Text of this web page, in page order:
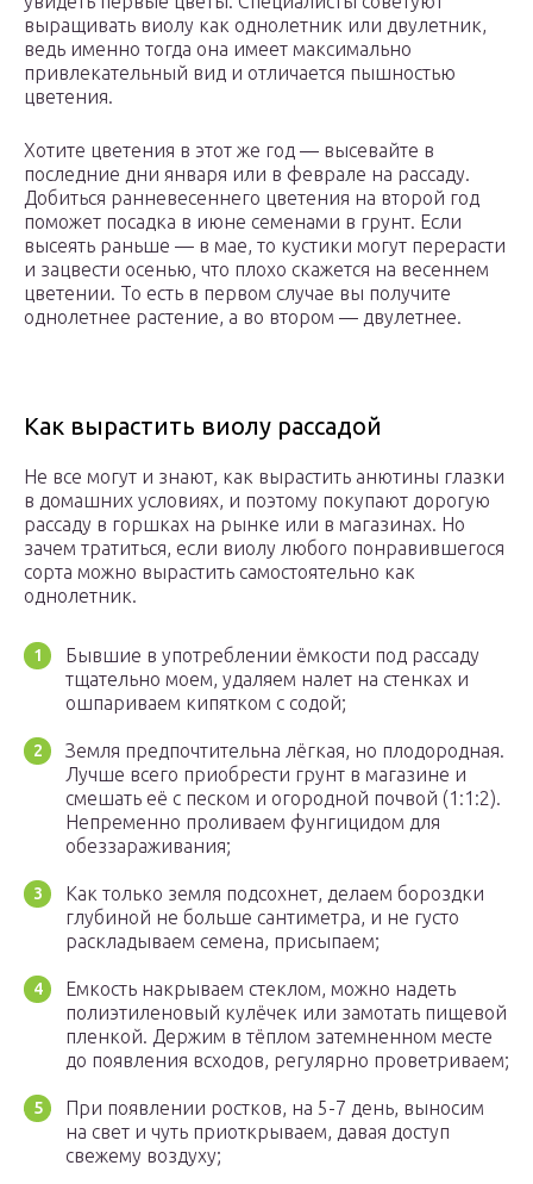
выращивать виолу как однолетник или двулетник,
ведь именно тогда она имеет максимально
привлекательный вид и отличается пышностью
цветения.
Хотите цветения в этот же год — высевайте в
последние дни января или в феврале на рассаду.
Добиться ранневесеннего цветения на второй год
поможет посадка в июне семенами в грунт. Если
высеять раньше — в мае, то кустики могут перерасти
и зацвести осенью, что плохо скажется на весеннем
цветении. То есть в первом случае вы получите
однолетнее растение, а во втором — двулетнее.
Как вырастить виолу рассадой
Не все могут и знают, как вырастить анютины глазки
в домашних условиях, и поэтому покупают дорогую
рассаду в горшках на рынке или в магазинах. Но
зачем тратиться, если виолу любого понравившегося
сорта можно вырастить самостоятельно как
однолетник.
Бывшие в употреблении ёмкости под рассаду
тщательно моем, удаляем налет на стенках и
ошпариваем кипятком с содой;
Земля предпочтительна лёгкая, но плодородная.
Лучше всего приобрести грунт в магазине и
смешать её с песком и огородной почвой (1:1:2).
Непременно проливаем фунгицидом для
обеззараживания;
Как только земля подсохнет, делаем бороздки
глубиной не больше сантиметра, и не густо
раскладываем семена, присыпаем;
Емкость накрываем стеклом, можно надеть
полиэтиленовый кулёчек или замотать пищевой
пленкой. Держим в тёплом затемненном месте
до появления всходов, регулярно проветриваем;
При появлении ростков, на 5-7 день, выносим
на свет и чуть приоткрываем, давая доступ
свежему воздуху;